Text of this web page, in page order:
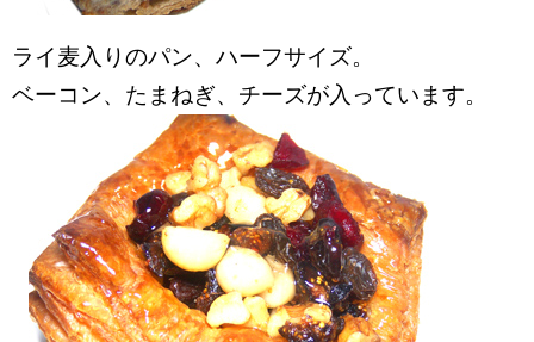
ライ麦入りのパン、ハーフサイズ。
ベーコン、たまねぎ、チーズが入っています。